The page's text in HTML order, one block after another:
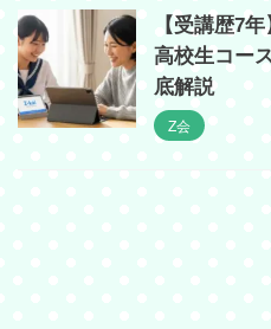
【受講歴7
高校生コー
底解説
Z会